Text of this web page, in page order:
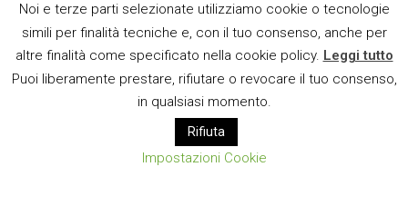
CI TROVI ANCHE SU
E MAIL
Noi e terze parti selezionate utilizziamo cookie o tecnologie
simili per finalità tecniche e, con il tuo consenso, anche per
altre finalità come specificato nella cookie policy. Leggi tutto
Puoi liberamente prestare, rifiutare o revocare il tuo consenso,
in qualsiasi momento.
Rifiuta
Impostazioni Cookie